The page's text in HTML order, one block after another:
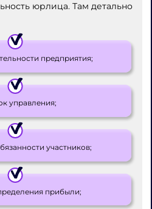
юрлица. Там детально
предприятия;
управления;
участников;
прибыли;